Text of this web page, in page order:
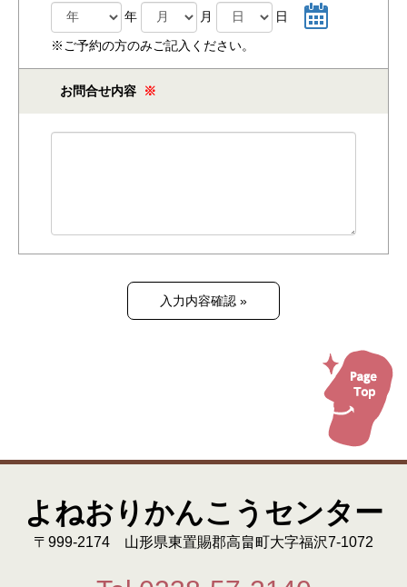
年 月
日
※ご予約の方のみご記入ください。
お問合せ内容 ※
よねおりかんこうセンター
〒999-2174 山形県東置賜郡高畠町大字福沢7-1072